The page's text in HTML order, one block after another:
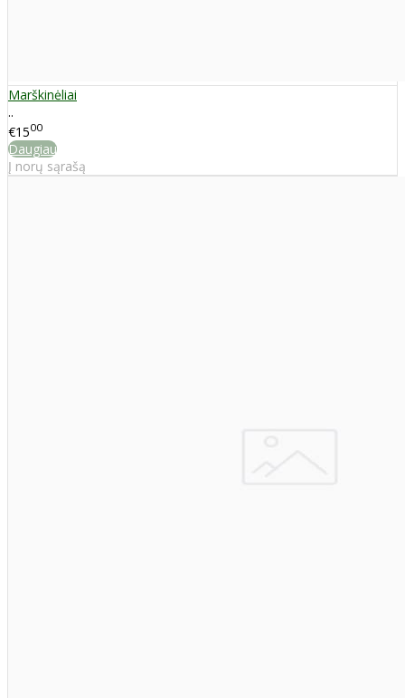
Marškinėliai
..
€1500
Daugiau
Į norų sąrašą